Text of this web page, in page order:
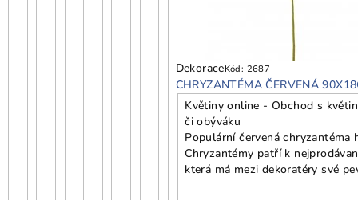
DekoraceKód: 2687
CHRYZANTÉMA ČERVENÁ
Květiny online - Obchod s
či obýváku
Populární červená
Chryzantémy patří k
která má mezi dekoratéry své